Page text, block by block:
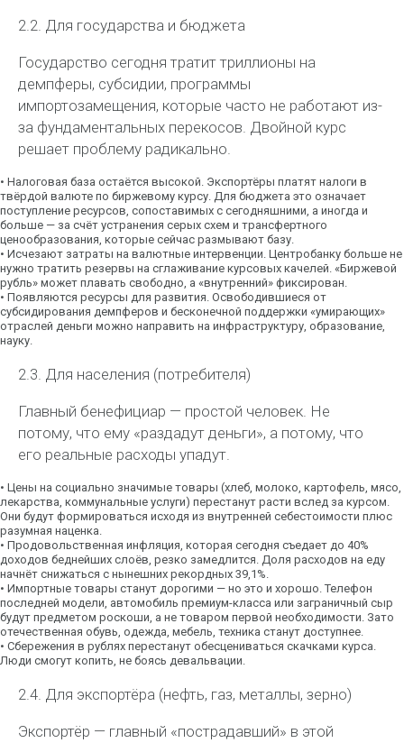
2.2. Для государства и бюджета
Государство сегодня тратит триллионы на
демпферы, субсидии, программы
импортозамещения, которые часто не работают из-
за фундаментальных перекосов. Двойной курс
решает проблему радикально.
• Налоговая база остаётся высокой. Экспортёры платят налоги в
твёрдой валюте по биржевому курсу. Для бюджета это означает
поступление ресурсов, сопоставимых с сегодняшними, а иногда и
больше — за счёт устранения серых схем и трансфертного
ценообразования, которые сейчас размывают базу.
• Исчезают затраты на валютные интервенции. Центробанку больше не
нужно тратить резервы на сглаживание курсовых качелей. «Биржевой
рубль» может плавать свободно, а «внутренний» фиксирован.
• Появляются ресурсы для развития. Освободившиеся от
субсидирования демпферов и бесконечной поддержки «умирающих»
отраслей деньги можно направить на инфраструктуру, образование,
науку.
2.3. Для населения (потребителя)
Главный бенефициар — простой человек. Не
потому, что ему «раздадут деньги», а потому, что
его реальные расходы упадут.
• Цены на социально значимые товары (хлеб, молоко, картофель, мясо,
лекарства, коммунальные услуги) перестанут расти вслед за курсом.
Они будут формироваться исходя из внутренней себестоимости плюс
разумная наценка.
• Продовольственная инфляция, которая сегодня съедает до 40%
доходов беднейших слоёв, резко замедлится. Доля расходов на еду
начнёт снижаться с нынешних рекордных 39,1%.
• Импортные товары станут дорогими — но это и хорошо. Телефон
последней модели, автомобиль премиум-класса или заграничный сыр
будут предметом роскоши, а не товаром первой необходимости. Зато
отечественная обувь, одежда, мебель, техника станут доступнее.
• Сбережения в рублях перестанут обесцениваться скачками курса.
Люди смогут копить, не боясь девальвации.
2.4. Для экспортёра (нефть, газ, металлы, зерно)
Экспортёр — главный «пострадавший» в этой